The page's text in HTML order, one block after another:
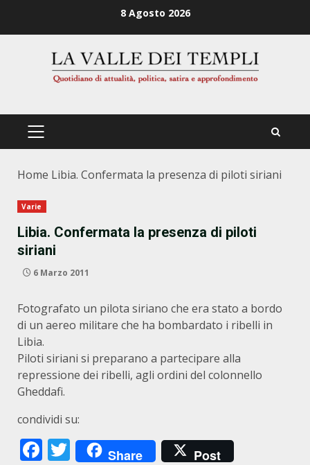
8 Agosto 2026
PRIMÄRES
Home Libia. Confermata la presenza di piloti siriani
Varie
Libia. Confermata la presenza di piloti
siriani
6 Marzo 2011
Fotografato un pilota siriano che era stato a bordo
di un aereo militare che ha bombardato i ribelli in
Libia.
Piloti siriani si preparano a partecipare alla
repressione dei ribelli, agli ordini del colonnello
Gheddafi.
condividi su:
Facebook
Twitter
Share Post